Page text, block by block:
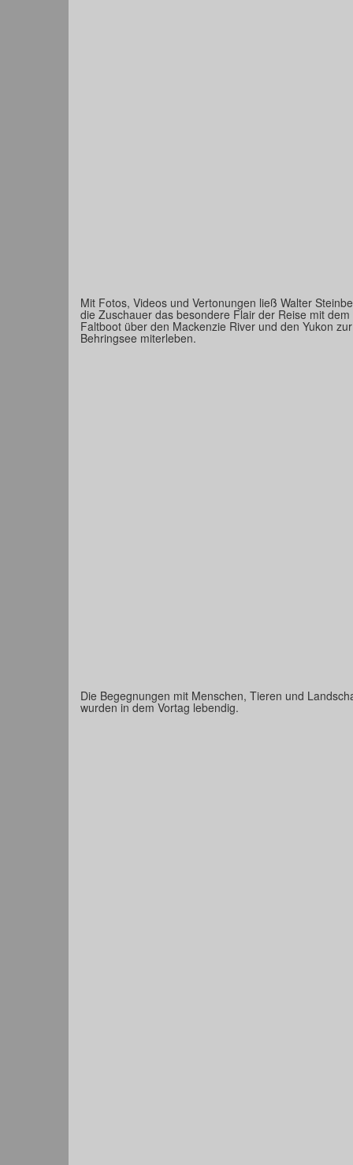
Mit Fotos, Videos und Vertonungen ließ Walter
die Zuschauer das besondere Flair der Reise mit dem
Faltboot über den Mackenzie River und den Yukon zur
Behringsee miterleben.
Die Begegnungen mit Menschen, Tieren und
wurden in dem Vortag lebendig.